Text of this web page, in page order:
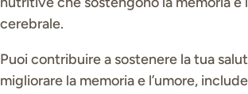
cerebrale.
Puoi contribuire a sostenere la tua
migliorare la memoria e l’umore,